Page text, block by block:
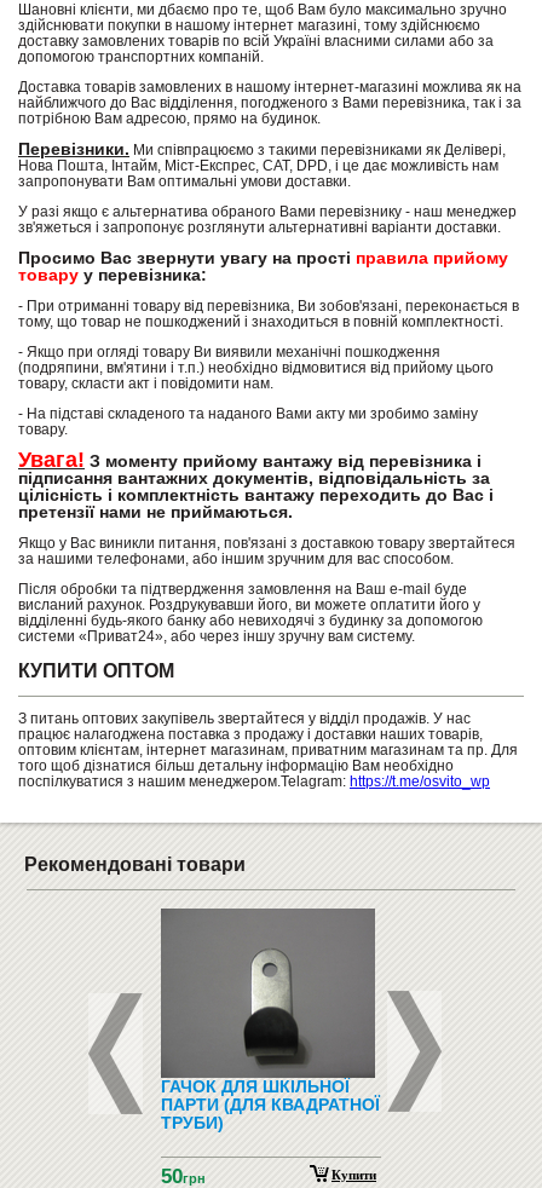
Шановні клієнти, ми дбаємо про те, щоб Вам було максимально зручно
здійснювати покупки в нашому інтернет магазині, тому здійснюємо
доставку замовлених товарів по всій Україні власними силами або за
допомогою транспортних компаній.
Доставка товарів замовлених в нашому інтернет-магазині можлива як на
найближчого до Вас відділення, погодженого з Вами перевізника, так і за
потрібною Вам адресою, прямо на будинок.
Перевізники. Ми співпрацюємо з такими перевізниками як Делівері,
Нова Пошта, Інтайм, Міст-Експрес, САТ, DPD, і це дає можливість нам
запропонувати Вам оптимальні умови доставки.
У разі якщо є альтернатива обраного Вами перевізнику - наш менеджер
зв'яжеться і запропонує розглянути альтернативні варіанти доставки.
Просимо Вас звернути увагу на прості правила прийому
товару у перевізника:
- При отриманні товару від перевізника, Ви зобов'язані, переконається в
тому, що товар не пошкоджений і знаходиться в повній комплектності.
- Якщо при огляді товару Ви виявили механічні пошкодження
(подряпини, вм'ятини і т.п.) необхідно відмовитися від прийому цього
товару, скласти акт і повідомити нам.
- На підставі складеного та наданого Вами акту ми зробимо заміну
товару.
Увага! З моменту прийому вантажу від перевізника і
підписання вантажних документів, відповідальність за
цілісність і комплектність вантажу переходить до Вас і
претензії нами не приймаються.
Якщо у Вас виникли питання, пов'язані з доставкою товару звертайтеся
за нашими телефонами, або іншим зручним для вас способом.
Після обробки та підтвердження замовлення на Ваш e-mail буде
висланий рахунок. Роздрукувавши його, ви можете оплатити його у
відділенні будь-якого банку або невиходячі з будинку за допомогою
системи «Приват24», або через іншу зручну вам систему.
КУПИТИ ОПТОМ
З питань оптових закупівель звертайтеся у відділ продажів. У нас
працює налагоджена поставка з продажу і доставки наших товарів,
оптовим клієнтам, інтернет магазинам, приватним магазинам та пр. Для
того щоб дізнатися більш детальну інформацію Вам необхідно
поспілкуватися з нашим менеджером.Telagram: https://t.me/osvito_wp
Рекомендовані товари
І МАРКЕРА
ГАЧОК ДЛЯ ШКІЛЬНОЇ
ПАРТИ (ДЛЯ КВАДРАТНОЇ
ТРУБИ)
50грн Купити
ЗООТОВАРИ
ДЛЯ ТВАРИН)